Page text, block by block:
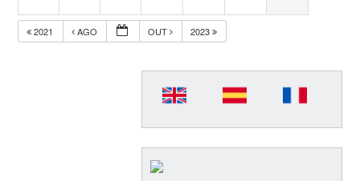
2021 AGO OUT 2023